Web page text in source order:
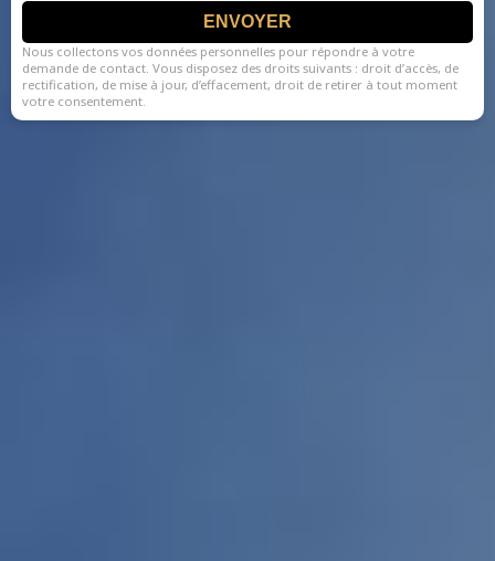
ENVOYER
Nous collectons vos données personnelles pour répondre à votre
demande de contact. Vous disposez des droits suivants : droit d’accès, de
rectification, de mise à jour, d’effacement, droit de retirer à tout moment
votre consentement.